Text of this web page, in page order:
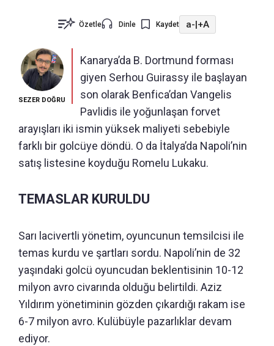
Özetle Dinle Kaydet a-|+A
SEZER DOĞRU
Kanarya’da B. Dortmund forması
giyen Serhou Guirassy ile başlayan
son olarak Benfica’dan Vangelis
Pavlidis ile yoğunlaşan forvet
arayışları iki ismin yüksek maliyeti sebebiyle
farklı bir golcüye döndü. O da İtalya’da Napoli’nin
satış listesine koyduğu Romelu Lukaku.
TEMASLAR KURULDU
Sarı lacivertli yönetim, oyuncunun temsilcisi ile
temas kurdu ve şartları sordu. Napoli’nin de 32
yaşındaki golcü oyuncudan beklentisinin 10-12
milyon avro civarında olduğu belirtildi. Aziz
Yıldırım yönetiminin gözden çıkardığı rakam ise
6-7 milyon avro. Kulübüyle pazarlıklar devam
ediyor.